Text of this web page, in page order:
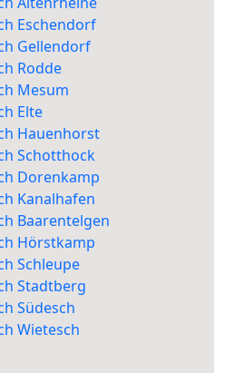
Eschendorf
Gellendorf
Rodde
Mesum
Elte
Hauenhorst
Schotthock
Dorenkamp
Kanalhafen
Baarentelgen
Hörstkamp
Schleupe
Stadtberg
Südesch
Wietesch